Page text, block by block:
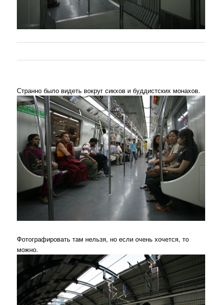
Странно было видеть вокруг сикхов и буддистских монахов.
Фотографировать там нельзя, но если очень хочется, то
можно.